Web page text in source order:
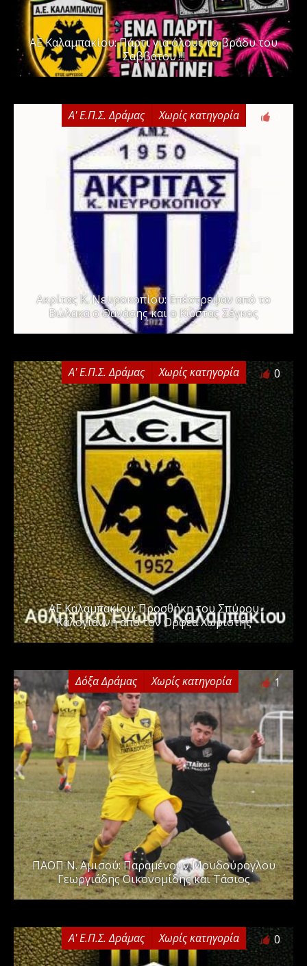
ΑΕ Καλαμπακίου: Πάρτι για όλους το βράδυ του
Σαββάτου !!!
Α' Ε.Π.Σ. Δράμας Χωρίς κατηγορία
Ακρίτας Κ. Νευροκοπίου: Επέστρεψαν από το
Βώλακα ο Θανάσης και ο Κώστας Σέγκος
Α' Ε.Π.Σ. Δράμας Χωρίς κατηγορία 0
ΑΕ Καλαμπακίου: Προσθήκη του Σπύρου
Καλογιάννη από τον Ορφέα Χωριστής
Δόξα Δράμας Χωρίς κατηγορία 1
ΠΑΟΠ Ν. Αμισού: Παραμένουν Μουδούρογλου
Γεωργιάδης Οικονομίδης και Τάσιος
Α' Ε.Π.Σ. Δράμας Χωρίς κατηγορία 0